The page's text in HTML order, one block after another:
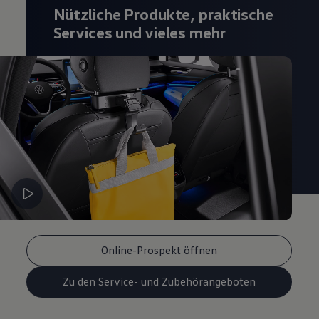
Magazin
Lifestyle
Transport
Elektromobilität
Volkswagen R
Pannen- und Unfallhilfe
Volkswagen Kundenbetreuung
Online-Prospekt öffnen
Zu den Service- und Zubehörangeboten
Nützliche Produkte, praktische
Services und vieles mehr